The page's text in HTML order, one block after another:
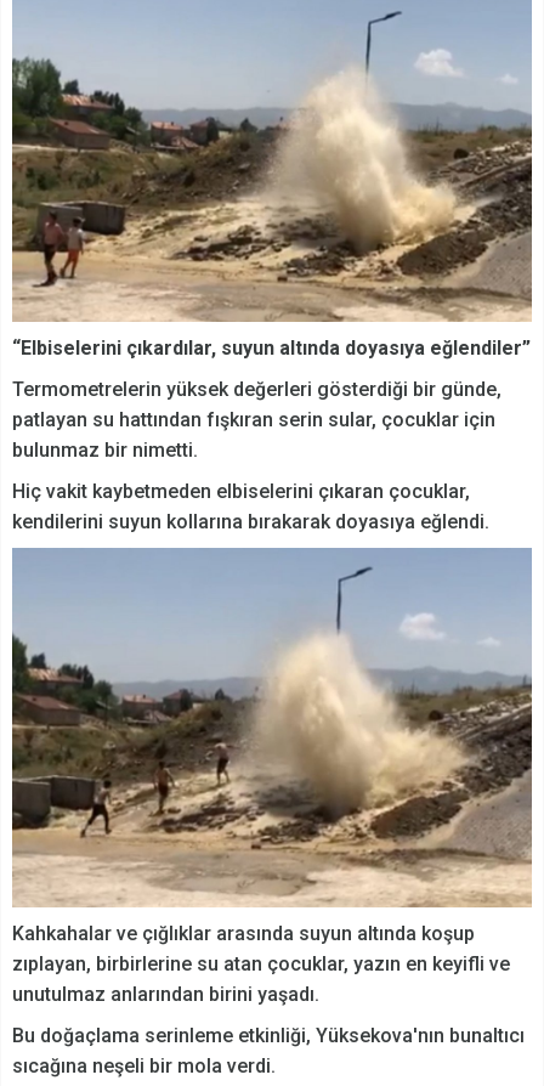
“Elbiselerini çıkardılar, suyun altında doyasıya eğlendiler”
Termometrelerin yüksek değerleri gösterdiği bir günde,
patlayan su hattından fışkıran serin sular, çocuklar için
bulunmaz bir nimetti.
Hiç vakit kaybetmeden elbiselerini çıkaran çocuklar,
kendilerini suyun kollarına bırakarak doyasıya eğlendi.
Kahkahalar ve çığlıklar arasında suyun altında koşup
zıplayan, birbirlerine su atan çocuklar, yazın en keyifli ve
unutulmaz anlarından birini yaşadı.
Bu doğaçlama serinleme etkinliği, Yüksekova'nın bunaltıcı
sıcağına neşeli bir mola verdi.